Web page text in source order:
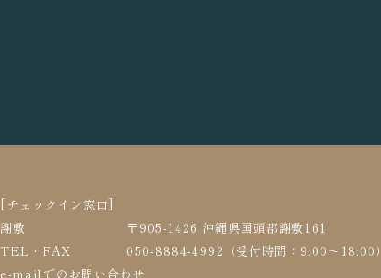
[チェックイン窓口]
謝敷
〒905-1426 沖縄県国頭郡謝敷161
TEL・FAX
050-8884-4992（受付時間：9:00～18:00）
e-mailでのお問い合わせ